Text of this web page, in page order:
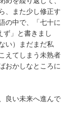
、また少し修正す
の中で、「七十に
ず」と書きまし
い）まだまだ私
えてしまう未熟者
おかしなところに
良い未来へ進んで